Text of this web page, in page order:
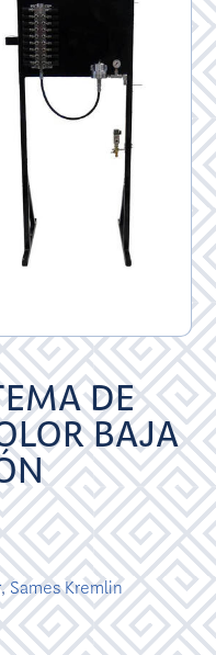
DE
BAJA
,Sames Kremlin